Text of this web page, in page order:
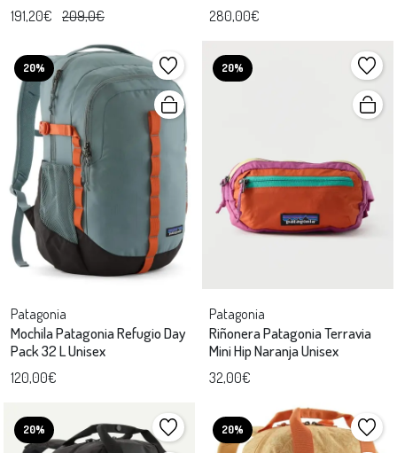
191,20€ 209,0€ 280,00€
20%
Patagonia
Mochila Patagonia Refugio Day
Pack 32 L Unisex
120,00€
20%
Patagonia
Riñonera Patagonia Terravia
Mini Hip Naranja Unisex
32,00€
20% 20%